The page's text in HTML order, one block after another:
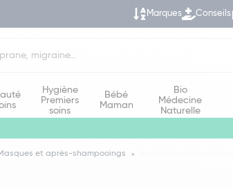
Marques Conseils
Hygiène
Premiers
soins
Bébé
Maman
Bio
Médecine
Naturelle
et après-shampooings